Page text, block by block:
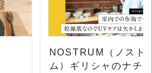
NOSTRUM（ノスト
ム）ギリシャのナチ